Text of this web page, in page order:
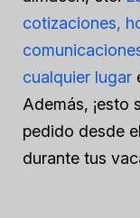
cotizaciones,
cualquier lugar
Además, ¡esto
pedido desde
durante tus